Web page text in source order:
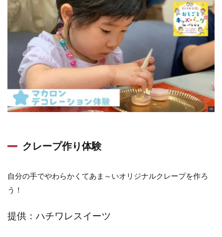
クレープ作り体験
自分の手でやわらかくてあま～いオリジナルクレープを作ろ
う！
提供：ハチワレスイーツ